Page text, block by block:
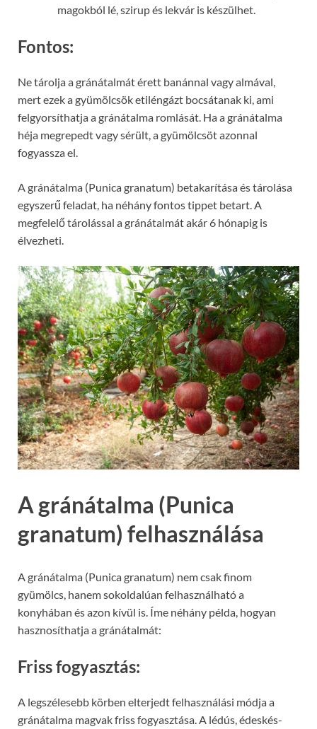
magokból lé, szirup és lekvár is készülhet.
Fontos:
Ne tárolja a gránátalmát érett banánnal vagy almával,
mert ezek a gyümölcsök etiléngázt bocsátanak ki, ami
felgyorsíthatja a gránátalma romlását. Ha a gránátalma
héja megrepedt vagy sérült, a gyümölcsöt azonnal
fogyassza el.
A gránátalma (Punica granatum) betakarítása és tárolása
egyszerű feladat, ha néhány fontos tippet betart. A
megfelelő tárolással a gránátalmát akár 6 hónapig is
élvezheti.
A gránátalma (Punica
granatum) felhasználása
A gránátalma (Punica granatum) nem csak finom
gyümölcs, hanem sokoldalúan felhasználható a
konyhában és azon kívül is. Íme néhány példa, hogyan
hasznosíthatja a gránátalmát:
Friss fogyasztás:
A legszélesebb körben elterjedt felhasználási módja a
gránátalma magvak friss fogyasztása. A lédús, édeskés-